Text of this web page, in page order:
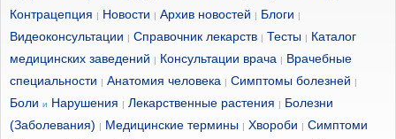
Контрацепция | Новости | Архив новостей | Блоги |
Видеоконсультации | Справочник лекарств | Тесты | Каталог
медицинских заведений | Консультации врача | Врачебные
специальности | Анатомия человека | Симптомы болезней |
Боли и Нарушения | Лекарственные растения | Болезни
(Заболевания) | Медицинские термины | Хвороби | Симптоми